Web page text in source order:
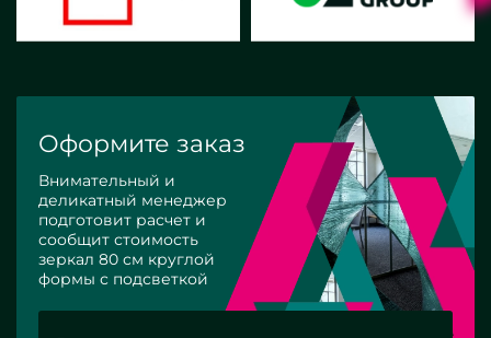
Оформите заказ
Внимательный и
деликатный менеджер
подготовит расчет и
сообщит стоимость
зеркал 80 см круглой
формы с подсветкой